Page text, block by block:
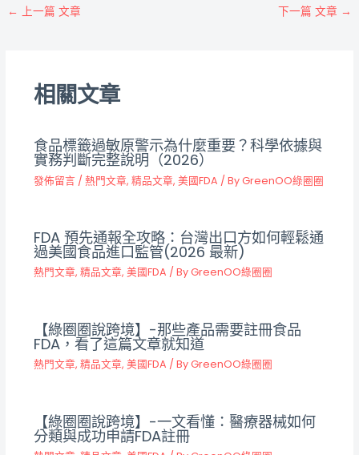
← 上一篇 文章 下一篇 文章 →
相關文章
食品標籤過敏原警示為什麼重要？科學依據與
實務判斷完整說明（2026）
發佈留言 / 熱門文章, 精品文章, 美國FDA / ByGreenOO綠圈圈
FDA 預先通報全攻略：台灣出口方如何輕鬆通
過美國食品進口監管(2026 最新)
熱門文章, 精品文章, 美國FDA / ByGreenOO綠圈圈
【綠圈圈說跨境】-那些產品需要註冊食品
FDA，看了這篇文章就知道
熱門文章, 精品文章, 美國FDA / ByGreenOO綠圈圈
【綠圈圈說跨境】-一文看懂：醫療器械如何
分類與成功申請FDA註冊